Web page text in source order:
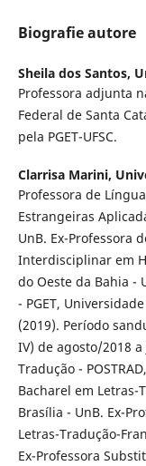
Biografie autore
Sheila dos Santos,
Professora adjunta
Federal de Santa
pela PGET-UFSC.
Clarrisa Marini,
Professora de
Estrangeiras
UnB. Ex-Professora
Interdisciplinar em
do Oeste da Bahia -
- PGET,
(2019). Período
IV) de agosto/2018
Tradução -
Bacharel em Letras-
Brasília - UnB. Ex-
Letras-Tradução-
Ex-Professora